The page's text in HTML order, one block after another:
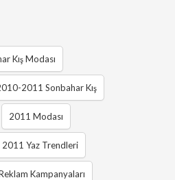
Kış Modası
2011 Sonbahar Kış
2011 Modası
2011 Yaz Trendleri
Kampanyaları